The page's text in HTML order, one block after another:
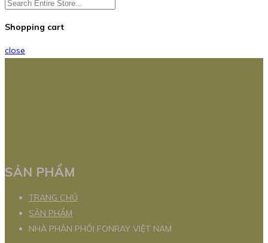
Shopping cart
close
SẢN PHẨM
TRANG CHỦ
SẢN PHẨM
NHÀ PHÂN PHỐI FONRAY VIỆT NAM